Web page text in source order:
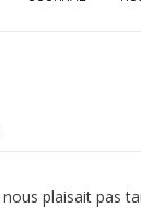
plaisait pas